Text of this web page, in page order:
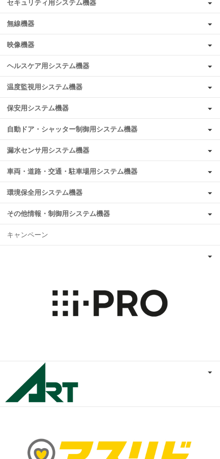
セキュリティ用システム機器
無線機器
映像機器
ヘルスケア用システム機器
温度監視用システム機器
保安用システム機器
自動ドア・シャッター制御用システム機器
漏水センサ用システム機器
車両・道路・交通・駐車場用システム機器
環境保全用システム機器
その他情報・制御用システム機器
キャンペーン